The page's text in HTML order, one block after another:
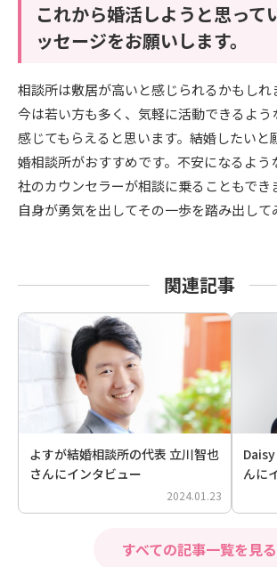
これから婚活しようと思って
ッセージをお願いします。
相談所は敷居が高いと感じられるかもしれ
今は若い方も多く、気軽に活動できるよう
感じてもらえると思います。結婚したいと
婚相談所がおすすめです。不安になるよう
社のカウンセラーが相談に乗ることもでき
自身が勇気を出してその一歩を踏み出して
関連記事
よすが結婚相談所の代表 立川智也
さんにインタビュー
2024.01.23
んに
すべての記事一覧を見る